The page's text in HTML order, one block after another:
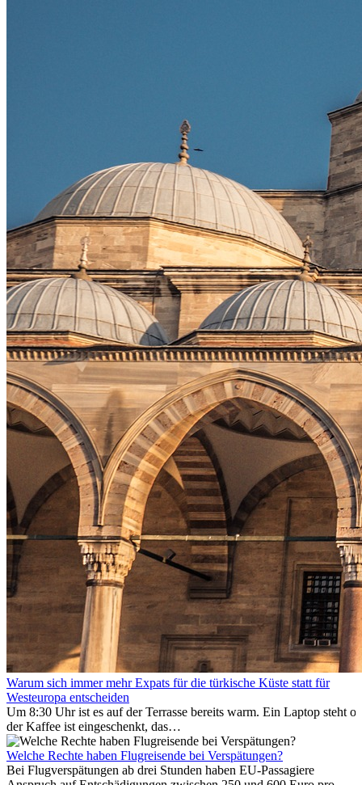
Warum sich immer mehr Expats für die türkische Küste statt für
Westeuropa entscheiden
Um 8:30 Uhr ist es auf der Terrasse bereits warm. Ein Laptop steht
der Kaffee ist eingeschenkt, das
Meer ist nur wenige Meter entfernt. Für viele Expats in
Antalya ist das kein Urlaub. So beginnt ihr Alltag.
Welche Rechte haben Flugreisende bei Verspätungen?
Bei Flugverspätungen ab drei Stunden haben EU-Passagiere